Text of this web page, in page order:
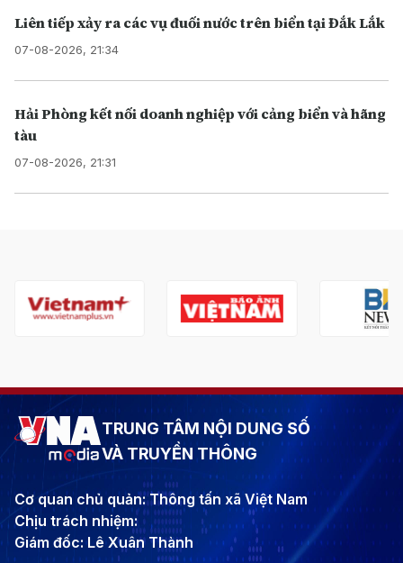
Liên tiếp xảy ra các vụ đuối nước trên biển tại Đắk Lắk
07-08-2026, 21:34
Hải Phòng kết nối doanh nghiệp với cảng biển và hãng
tàu
07-08-2026, 21:31
TRUNG TÂM NỘI DUNG SỐ
VÀ TRUYỀN THÔNG
Cơ quan chủ quản: Thông tấn xã Việt Nam
Chịu trách nhiệm:
Giám đốc: Lê Xuân Thành